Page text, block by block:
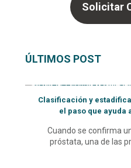
Solicitar
ÚLTIMOS POST
Clasificación y
el paso que ayuda
Cuando se confirma
próstata, una de las